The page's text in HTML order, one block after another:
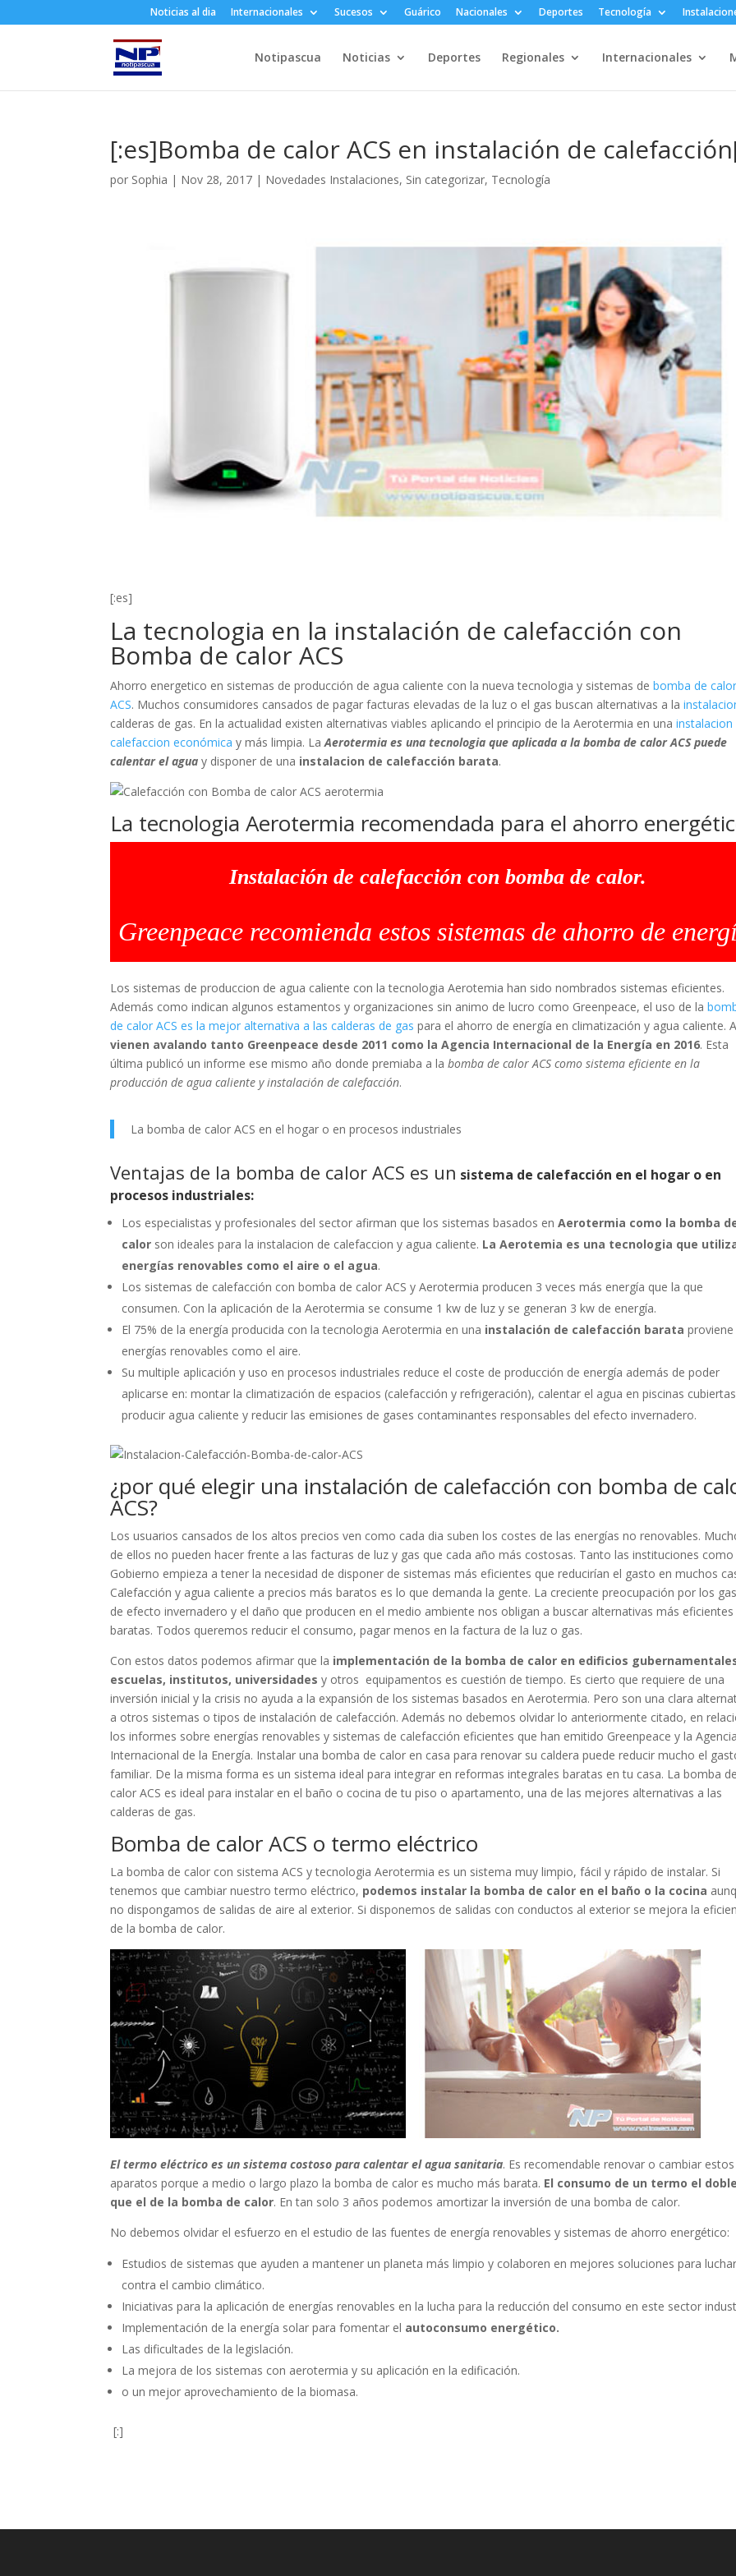
Noticias al dia Internacionales Sucesos Guárico Nacionales Deportes Tecnología
Notipascua Noticias Deportes Regionales Internacionales
[:es]Bomba de calor ACS en instalación de
por Sophia | Nov 28, 2017 | Novedades Instalaciones, Sin categorizar, Tecnología
[:es]
La tecnologia en la instalación de calefacción con
Bomba de calor ACS
Ahorro energetico en sistemas de producción de agua caliente con la nueva tecnologia y sistemas debomba de calor
ACS. Muchos consumidores cansados de pagar facturas elevadas de la luz o el gas buscan alternativas a la
calderas de gas. En la actualidad existen alternativas viables aplicando el principio de la Aerotermia en unainstalacion
calefaccion económica y más limpia. LaAerotermia es una tecnologia que aplicada a la bomba de calor ACS puede
calentar el agua y disponer de una instalacion de calefacción barata.
La tecnologia Aerotermia recomendada para el ahorro
Instalación de calefacción con bomba de calor.
Greenpeace recomienda estos sistemas de ahorro de
Los sistemas de produccion de agua caliente con la tecnologia Aerotemia han sido nombrados sistemas eficientes.
Además como indican algunos estamentos y organizaciones sin animo de lucro como Greenpeace, el uso de la
de calor ACS es la mejor alternativa a las calderas de gas para el ahorro de energía en climatización y agua caliente.
vienen avalando tanto Greenpeace desde 2011 como la Agencia Internacional de la Energía en 2016. Esta
última publicó un informe ese mismo año donde premiaba a labomba de calor ACS como sistema eficiente en la
producción de agua caliente y instalación de calefacción.
La bomba de calor ACS en el hogar o en procesos industriales
Ventajas de la bomba de calor ACS es un sistema de calefacción en el hogar o en
procesos industriales:
Los especialistas y profesionales del sector afirman que los sistemas basados enAerotermia como la bomba
calor son ideales para la instalacion de calefaccion y agua caliente. La Aerotemia es una tecnologia que
energías renovables como el aire o el agua.
Los sistemas de calefacción con bomba de calor ACS y Aerotermia producen 3 veces más energía que la que
consumen. Con la aplicación de la Aerotermia se consume 1 kw de luz y se generan 3 kw de energía.
El 75% de la energía producida con la tecnologia Aerotermia en una instalación de calefacción barata proviene
energías renovables como el aire.
Su multiple aplicación y uso en procesos industriales reduce el coste de producción de energía además de poder
aplicarse en: montar la climatización de espacios (calefacción y refrigeración), calentar el agua en piscinas
producir agua caliente y reducir las emisiones de gases contaminantes responsables del efecto invernadero.
¿por qué elegir una instalación de calefacción con bomba de
ACS?
Los usuarios cansados de los altos precios ven como cada dia suben los costes de las energías no renovables.
de ellos no pueden hacer frente a las facturas de luz y gas que cada año más costosas. Tanto las instituciones como
Gobierno empieza a tener la necesidad de disponer de sistemas más eficientes que reducirían el gasto en muchos
Calefacción y agua caliente a precios más baratos es lo que demanda la gente. La creciente preocupación por los
de efecto invernadero y el daño que producen en el medio ambiente nos obligan a buscar alternativas más eficientes
baratas. Todos queremos reducir el consumo, pagar menos en la factura de la luz o gas.
Con estos datos podemos afirmar que la implementación de la bomba de calor en edificios
escuelas, institutos, universidades y otros equipamentos es cuestión de tiempo. Es cierto que requiere de una
inversión inicial y la crisis no ayuda a la expansión de los sistemas basados en Aerotermia. Pero son una clara
a otros sistemas o tipos de instalación de calefacción. Además no debemos olvidar lo anteriormente citado, en
los informes sobre energías renovables y sistemas de calefacción eficientes que han emitido Greenpeace y la Agencia
Internacional de la Energía. Instalar una bomba de calor en casa para renovar su caldera puede reducir mucho el
familiar. De la misma forma es un sistema ideal para integrar en reformas integrales baratas en tu casa. La bomba de
calor ACS es ideal para instalar en el baño o cocina de tu piso o apartamento, una de las mejores alternativas a las
calderas de gas.
Bomba de calor ACS o termo eléctrico
La bomba de calor con sistema ACS y tecnologia Aerotermia es un sistema muy limpio, fácil y rápido de instalar. Si
tenemos que cambiar nuestro termo eléctrico, podemos instalar la bomba de calor en el baño o la cocina
no dispongamos de salidas de aire al exterior. Si disponemos de salidas con conductos al exterior se mejora la
de la bomba de calor.
El termo eléctrico es un sistema costoso para calentar el agua sanitaria. Es recomendable renovar o cambiar estos
aparatos porque a medio o largo plazo la bomba de calor es mucho más barata. El consumo de un termo el doble
que el de la bomba de calor. En tan solo 3 años podemos amortizar la inversión de una bomba de calor.
No debemos olvidar el esfuerzo en el estudio de las fuentes de energía renovables y sistemas de ahorro energético:
Estudios de sistemas que ayuden a mantener un planeta más limpio y colaboren en mejores soluciones para luchar
contra el cambio climático.
Iniciativas para la aplicación de energías renovables en la lucha para la reducción del consumo en este sector
Implementación de la energía solar para fomentar el autoconsumo energético.
Las dificultades de la legislación.
La mejora de los sistemas con aerotermia y su aplicación en la edificación.
o un mejor aprovechamiento de la biomasa.
[:]